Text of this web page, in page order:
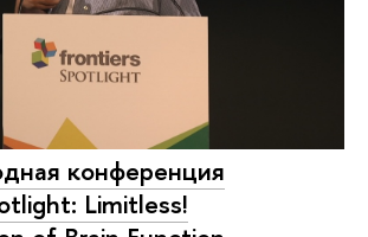
конференция
Limitless!